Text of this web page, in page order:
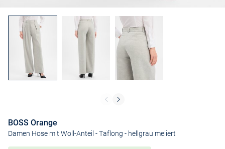
BOSS Orange
Damen Hose mit Woll-Anteil - Taflong - hellgrau meliert